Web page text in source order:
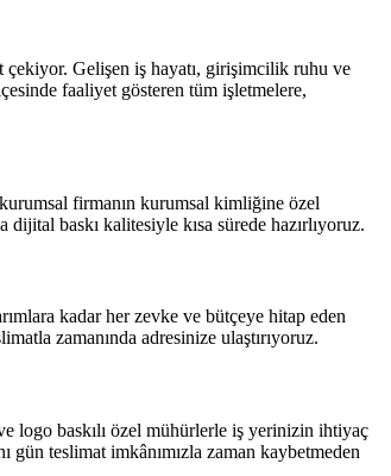
çekiyor. Gelişen iş hayatı, girişimcilik ruhu ve
faaliyet gösteren tüm işletmelere,
firmanın kurumsal kimliğine özel
baskı kalitesiyle kısa sürede hazırlıyoruz.
kadar her zevke ve bütçeye hitap eden
zamanında adresinize ulaştırıyoruz.
logo baskılı özel mühürlerle iş yerinizin ihtiyaç
teslimat imkânımızla zaman kaybetmeden